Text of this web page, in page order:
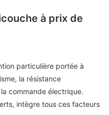
à prix de
particulière portée à
la résistance
commande électrique.
intègre tous ces facteurs